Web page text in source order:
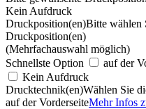
Kein Aufdruck
Druckposition(en)Bitte wählen
Druckposition(en)
(Mehrfachauswahl möglich)
Schnellste Option
auf der
Kein Aufdruck
Drucktechnik(en)Wählen Sie
auf der VorderseiteMehr Infos